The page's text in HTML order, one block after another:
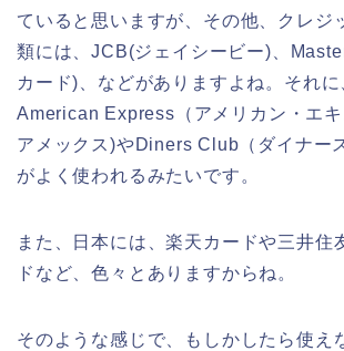
ていると思いますが、その他、クレジ
類には、JCB(ジェイシービー)、
カード)、などがありますよね。それに
American Express（アメリカン・エ
アメックス)やDiners Club（ダイナー
がよく使われるみたいです。
また、日本には、楽天カードや三井住
ドなど、色々とありますからね。
そのような感じで、もしかしたら使え